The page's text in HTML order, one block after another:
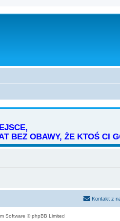
BEZ OBAWY, ŻE KTOŚ CI
Kontakt z
Software © phpBB Limited